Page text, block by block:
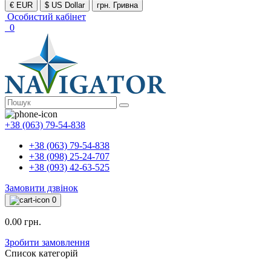
€ EUR
$ US Dollar грн. Гривна
Особистий кабінет
0
+38 (063) 79-54-838
+38 (063) 79-54-838
+38 (098) 25-24-707
+38 (093) 42-63-525
Замовити дзвінок
0
0.00 грн.
Зробити замовлення
Список категорій